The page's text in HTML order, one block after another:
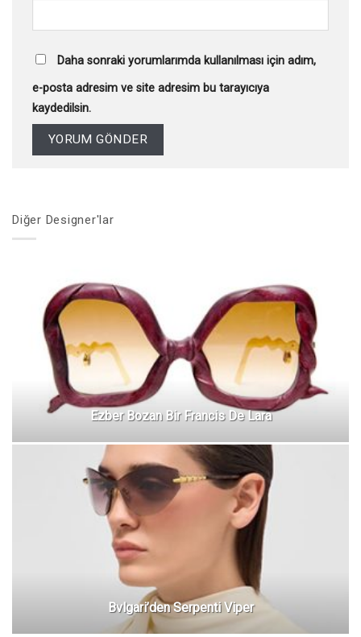
Daha sonraki yorumlarımda kullanılması için adım,
e-posta adresim ve site adresim bu tarayıcıya
kaydedilsin.
Diğer Designer'lar
Ezber Bozan Bir Francis De Lara
Bvlgari’den Serpenti Viper